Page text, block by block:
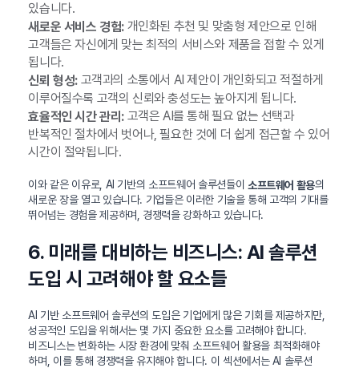
있습니다.
새로운 서비스 경험:개인화된 추천 및 맞춤형 제안으로 인해
고객들은 자신에게 맞는 최적의 서비스와 제품을 접할 수 있게
됩니다.
신뢰 형성:고객과의 소통에서 AI 제안이 개인화되고 적절하게
이루어질수록 고객의 신뢰와 충성도는 높아지게 됩니다.
효율적인 시간 관리:고객은 AI를 통해 필요 없는 선택과
반복적인 절차에서 벗어나, 필요한 것에 더 쉽게 접근할 수 있어
시간이 절약됩니다.
이와 같은 이유로, AI 기반의 소프트웨어 솔루션들이 소프트웨어 활용의
새로운 장을 열고 있습니다. 기업들은 이러한 기술을 통해 고객의 기대를
뛰어넘는 경험을 제공하며, 경쟁력을 강화하고 있습니다.
6. 미래를 대비하는 비즈니스: AI 솔루션
도입 시 고려해야 할 요소들
AI 기반 소프트웨어 솔루션의 도입은 기업에게 많은 기회를 제공하지만,
성공적인 도입을 위해서는 몇 가지 중요한 요소를 고려해야 합니다.
비즈니스는 변화하는 시장 환경에 맞춰 소프트웨어 활용을 최적화해야
하며, 이를 통해 경쟁력을 유지해야 합니다. 이 섹션에서는 AI 솔루션